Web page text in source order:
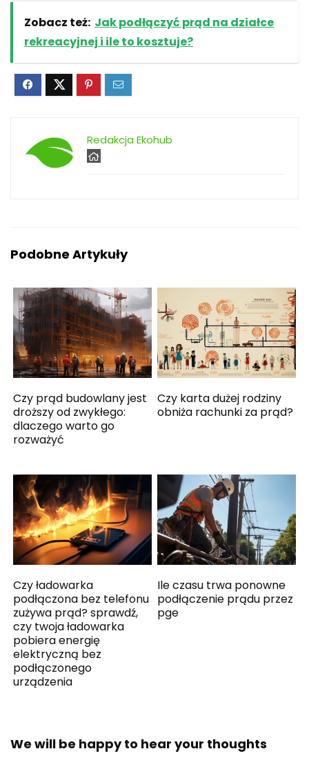
Zobacz też: Jak podłączyć prąd na działce
rekreacyjnej i ile to kosztuje?
Redakcja Ekohub
Podobne Artykuły
Czy prąd budowlany jest
droższy od zwykłego:
dlaczego warto go
rozważyć
Czy karta dużej rodziny
obniża rachunki za prąd?
Czy ładowarka
podłączona bez telefonu
zużywa prąd? sprawdź,
czy twoja ładowarka
pobiera energię
elektryczną bez
podłączonego
urządzenia
Ile czasu trwa ponowne
podłączenie prądu przez
pge
We will be happy to hear your thoughts